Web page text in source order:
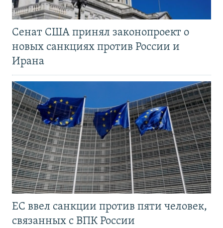
Сенат США принял законопроект о
новых санкциях против России и
Ирана
ЕС ввел санкции против пяти человек,
связанных с ВПК России